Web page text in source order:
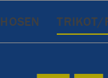
HOSEN TRIKOT/